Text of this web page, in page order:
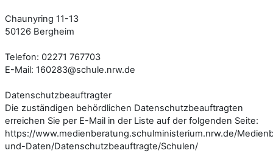
Chaunyring 11-13
50126 Bergheim
Telefon: 02271 767703
E-Mail: 160283@schule.nrw.de
Datenschutzbeauftragter
Die zuständigen behördlichen Datenschutzbeauftragten
erreichen Sie per E-Mail in der Liste auf der folgenden Seite:
https://www.medienberatung.schulministerium.nrw.de/
und-Daten/Datenschutzbeauftragte/Schulen/